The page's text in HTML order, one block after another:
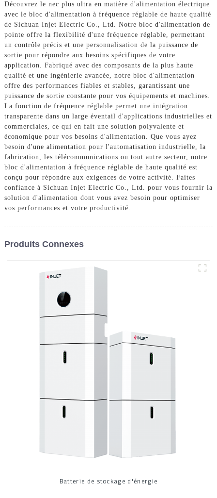
Découvrez le nec plus ultra en matière d'alimentation électrique
avec le bloc d'alimentation à fréquence réglable de haute qualité
de Sichuan Injet Electric Co., Ltd. Notre bloc d'alimentation de
pointe offre la flexibilité d'une fréquence réglable, permettant
un contrôle précis et une personnalisation de la puissance de
sortie pour répondre aux besoins spécifiques de votre
application. Fabriqué avec des composants de la plus haute
qualité et une ingénierie avancée, notre bloc d'alimentation
offre des performances fiables et stables, garantissant une
puissance de sortie constante pour vos équipements et machines.
La fonction de fréquence réglable permet une intégration
transparente dans un large éventail d'applications industrielles et
commerciales, ce qui en fait une solution polyvalente et
économique pour vos besoins d'alimentation. Que vous ayez
besoin d'une alimentation pour l'automatisation industrielle, la
fabrication, les télécommunications ou tout autre secteur, notre
bloc d'alimentation à fréquence réglable de haute qualité est
conçu pour répondre aux exigences de votre activité. Faites
confiance à Sichuan Injet Electric Co., Ltd. pour vous fournir la
solution d'alimentation dont vous avez besoin pour optimiser
vos performances et votre productivité.
Produits Connexes
Batterie de stockage d'énergie